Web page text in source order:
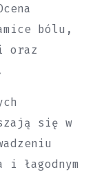
bólu,
oraz
się w
łagodnym